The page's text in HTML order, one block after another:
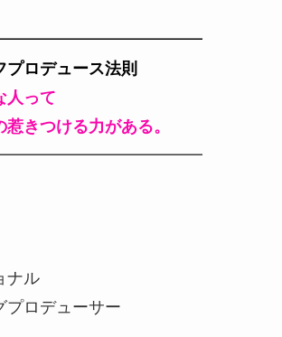
ロデュース法則
人って
きつける力がある。
ナル
プロデューサー